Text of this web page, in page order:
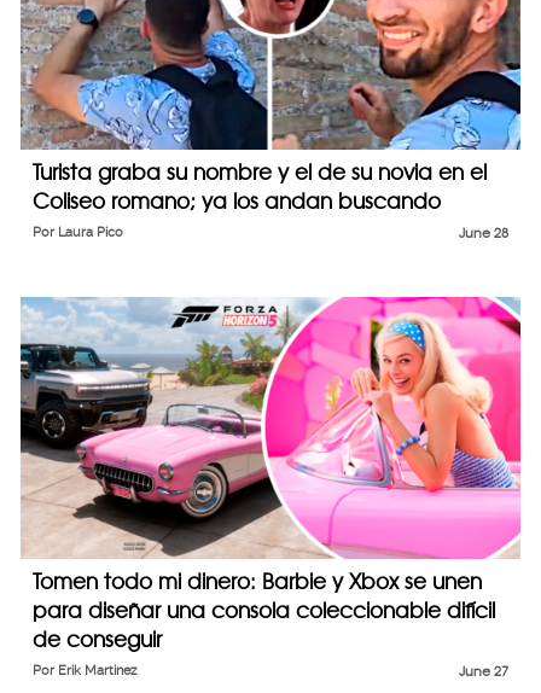
Turista graba su nombre y el de su novia en el
Coliseo romano; ya los andan buscando
June 28
Por Laura Pico
Tomen todo mi dinero: Barbie y Xbox se unen
para diseñar una consola coleccionable difícil
de conseguir
June 27
Por Erik Martinez